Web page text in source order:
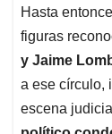
Hasta
figuras
y Jaime
a ese círculo,
escena